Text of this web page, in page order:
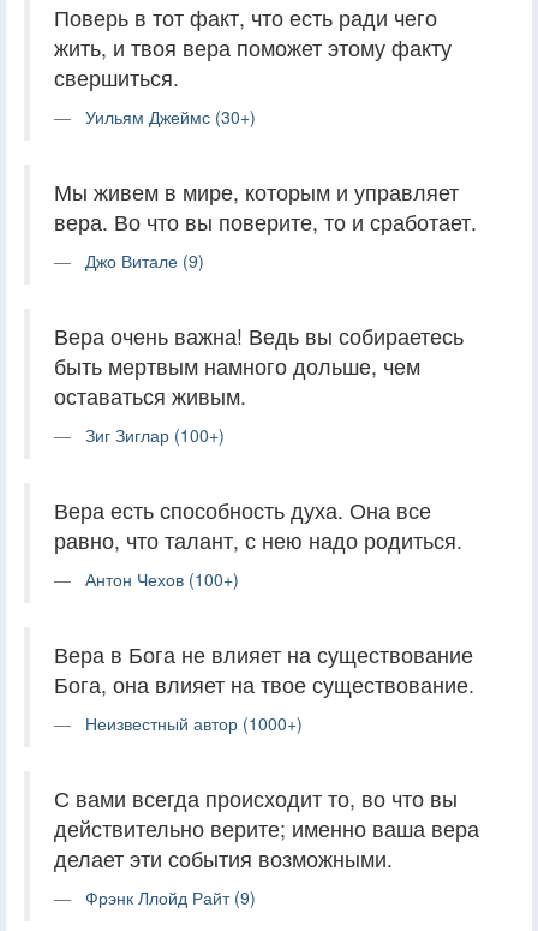
Поверь в тот факт, что есть ради чего
жить, и твоя вера поможет этому факту
свершиться.
Уильям Джеймс (30+)
Мы живем в мире, которым и управляет
вера. Во что вы поверите, то и сработает.
Джо Витале (9)
Вера очень важна! Ведь вы собираетесь
быть мертвым намного дольше, чем
оставаться живым.
Зиг Зиглар (100+)
Вера есть способность духа. Она все
равно, что талант, с нею надо родиться.
Антон Чехов (100+)
Вера в Бога не влияет на существование
Бога, она влияет на твое существование.
Неизвестный автор (1000+)
С вами всегда происходит то, во что вы
действительно верите; именно ваша вера
делает эти события возможными.
Фрэнк Ллойд Райт (9)